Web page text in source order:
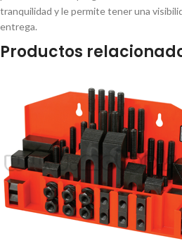
tranquilidad y le permite tener una
entrega.
Productos